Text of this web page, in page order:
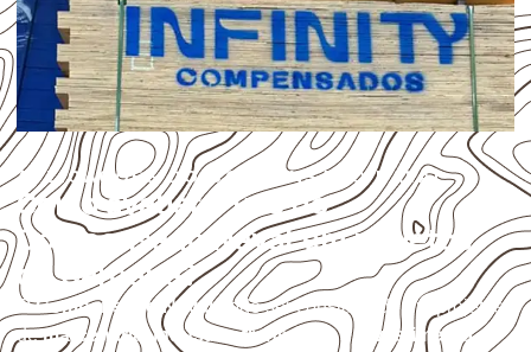
APLICAÇÕES DO COMPENSADO NAVAL
Como avaliar o uso do
Compensado Naval em projetos
de Caroebe?
OCompensado Navalpode ser considerado em projetos
demarcenaria, indústria, transporte e revestimento